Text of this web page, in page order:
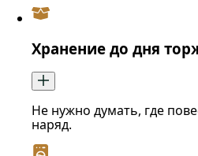
Хранение до дня
Не нужно думать, где
наряд.